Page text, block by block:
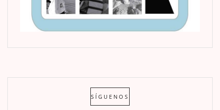
SÍGUENOS